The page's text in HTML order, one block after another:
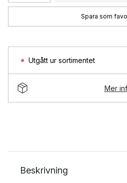
Spara som
Utgått ur sortimentet
Mer
Beskrivning